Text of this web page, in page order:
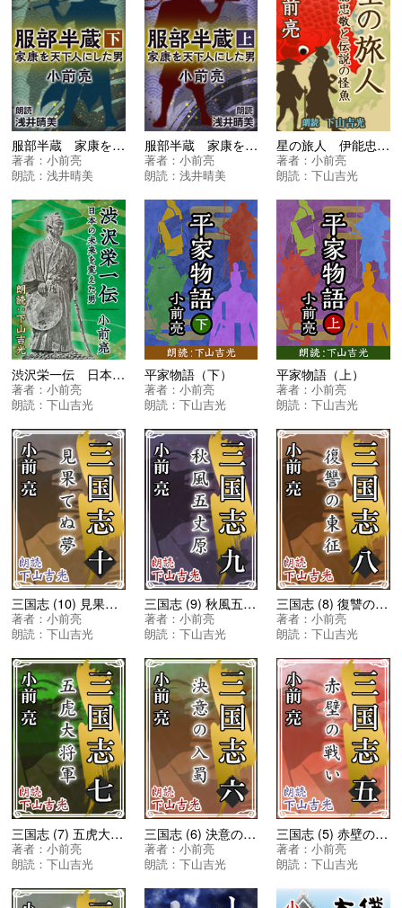
服部半蔵 家康を天下人にした男＜下＞
著者：小前亮
朗読：浅井晴美
服部半蔵 家康を天下人にした男＜上＞
著者： 小前亮
朗読： 浅井晴美
星の旅人 伊能忠敬と伝説の怪魚
著者：小前亮
朗読：下山吉光
渋沢栄一伝 日本の未来を変えた男
著者：小前亮
朗読：下山吉光
平家物語（下）
著者： 小前亮
朗読： 下山吉光
平家物語（上）
著者：小前亮
朗読：下山吉光
三国志 (10) 見果てぬ夢
著者：小前亮
朗読：下山吉光
三国志 (9) 秋風五丈原
著者： 小前亮
朗読： 下山吉光
三国志 (8) 復讐の東征
著者：小前亮
朗読：下山吉光
三国志 (7) 五虎大将軍
著者：小前亮
朗読：下山吉光
三国志 (6) 決意の入蜀
著者： 小前亮
朗読： 下山吉光
三国志 (5) 赤壁の戦い
著者：小前亮
朗読：下山吉光